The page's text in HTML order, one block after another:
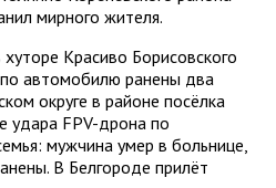
мирного жителя.
Красиво Борисовского
автомобилю ранены два
округе в районе посёлка
удара FPV-дрона по
мужчина умер в больнице,
В Белгороде прилёт